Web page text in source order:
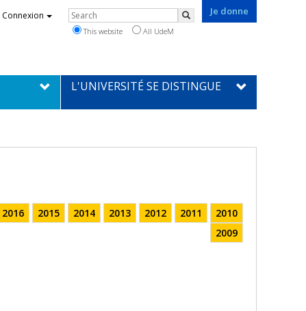
Je donne
Connexion Rechercher
Search
This website All UdeM
L'UNIVERSITÉ SE DISTINGUE
2016 2015 2014 2013 2012 2011
2010
2009